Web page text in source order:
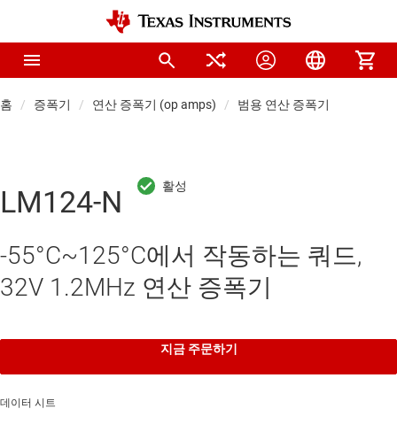
홈 증폭기 연산 증폭기 (op amps) 범용 연산 증폭기
LM124-N
-55°C~125°C에서 작동하는 쿼드,
32V 1.2MHz 연산 증폭기
지금 주문하기
데이터 시트